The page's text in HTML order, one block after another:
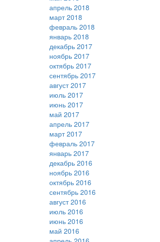
апрель 2018
март 2018
февраль 2018
январь 2018
декабрь 2017
ноябрь 2017
октябрь 2017
сентябрь 2017
август 2017
июль 2017
июнь 2017
май 2017
апрель 2017
март 2017
февраль 2017
январь 2017
декабрь 2016
ноябрь 2016
октябрь 2016
сентябрь 2016
август 2016
июль 2016
июнь 2016
май 2016